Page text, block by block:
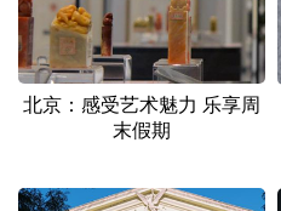
多语种频道
English Español
Русский язык
北京：感受艺术魅力 乐享周
末假期